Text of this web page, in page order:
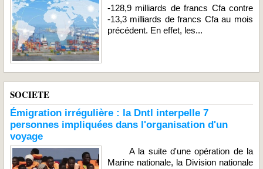
-128,9 milliards de francs Cfa contre
-13,3 milliards de francs Cfa au mois
précédent. En effet, les...
SOCIETE
Émigration irrégulière : la Dntl interpelle 7
personnes impliquées dans l'organisation d'un
voyage
A la suite d'une opération de la
Marine nationale, la Division nationale